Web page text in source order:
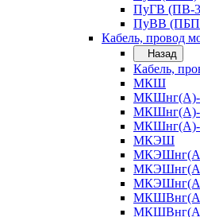
ПуГВ (ПВ-
ПуВВ
Кабель, провод
Назад
Кабель,
МКШ
МКШнг(А)-
МКШнг(А)-
МКШнг(А)-
МКЭШ